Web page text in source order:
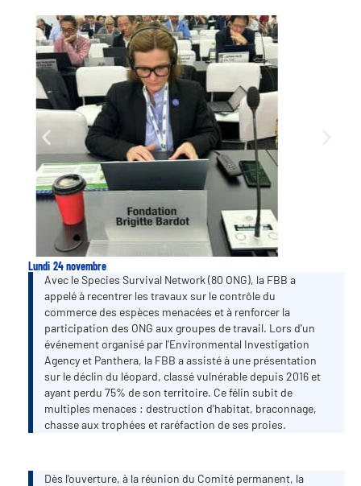
Lundi 24 novembre
Avec le Species Survival Network (80 ONG), la FBB a
appelé à recentrer les travaux sur le contrôle du
commerce des espèces menacées et à renforcer la
participation des ONG aux groupes de travail. Lors d'un
événement organisé par l'Environmental Investigation
Agency et Panthera, la FBB a assisté à une présentation
sur le déclin du léopard, classé vulnérable depuis 2016 et
ayant perdu 75% de son territoire. Ce félin subit de
multiples menaces : destruction d'habitat, braconnage,
chasse aux trophées et raréfaction de ses proies.
Dès l'ouverture, à la réunion du Comité permanent, la